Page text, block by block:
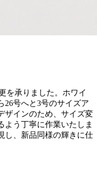
を承りました。ホワイ
26号へと3号のサイズア
ザインのため、サイズ変
よう丁寧に作業いたしま
し、新品同様の輝きに仕